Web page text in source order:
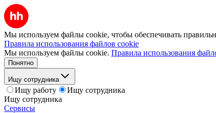
Мы используем файлы cookie, чтобы обеспечивать
Правила использования файлов cookie
Мы используем файлы cookie. Правила использования
Понятно
Ищу сотрудника
Ищу работу
Ищу сотрудника
Ищу сотрудника
Сервисы